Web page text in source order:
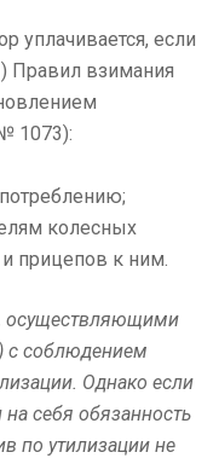
уплачивается, если
Правил взимания
1073):
колесных
прицепов к ним.
осуществляющими
с соблюдением
Однако если
себя обязанность
по утилизации не